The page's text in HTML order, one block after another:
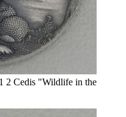
2 Cedis "Wildlife in the